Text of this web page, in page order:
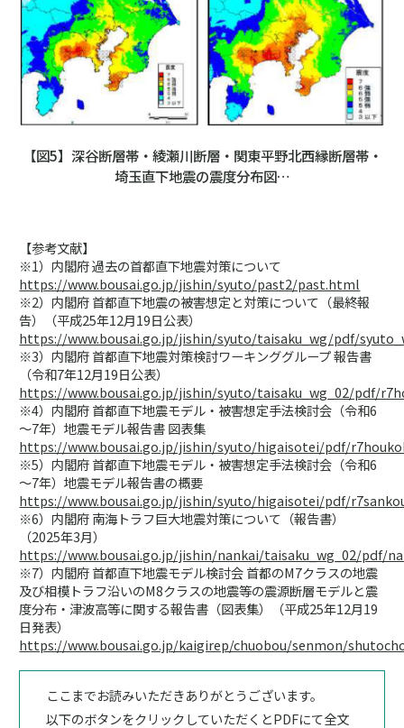
【図5】深谷断層帯・綾瀬川断層・関東平野北西縁断層帯・
埼玉直下地震の震度分布図…
【参考文献】
※1）内閣府 過去の首都直下地震対策について
https://www.bousai.go.jp/jishin/syuto/past2/past.html
※2）内閣府 首都直下地震の被害想定と対策について（最終報
告）（平成25年12月19日公表）
https://www.bousai.go.jp/jishin/syuto/taisaku_wg/pdf/
※3）内閣府 首都直下地震対策検討ワーキンググループ 報告書
（令和7年12月19日公表）
https://www.bousai.go.jp/jishin/syuto/taisaku_wg_02/pdf/
※4）内閣府 首都直下地震モデル・被害想定手法検討会（令和6
～7年）地震モデル報告書 図表集
https://www.bousai.go.jp/jishin/syuto/higaisotei/pdf/
※5）内閣府 首都直下地震モデル・被害想定手法検討会（令和6
～7年）地震モデル報告書の概要
https://www.bousai.go.jp/jishin/syuto/higaisotei/pdf/
※6）内閣府 南海トラフ巨大地震対策について（報告書）
（2025年3月）
https://www.bousai.go.jp/jishin/nankai/taisaku_wg_02/pdf/
※7）内閣府 首都直下地震モデル検討会 首都のM7クラスの地震
及び相模トラフ沿いのM8クラスの地震等の震源断層モデルと震
度分布・津波高等に関する報告書（図表集）（平成25年12月19
日発表）
https://www.bousai.go.jp/kaigirep/chuobou/senmon/
ここまでお読みいただきありがとうございます。
以下のボタンをクリックしていただくとPDFにて全文